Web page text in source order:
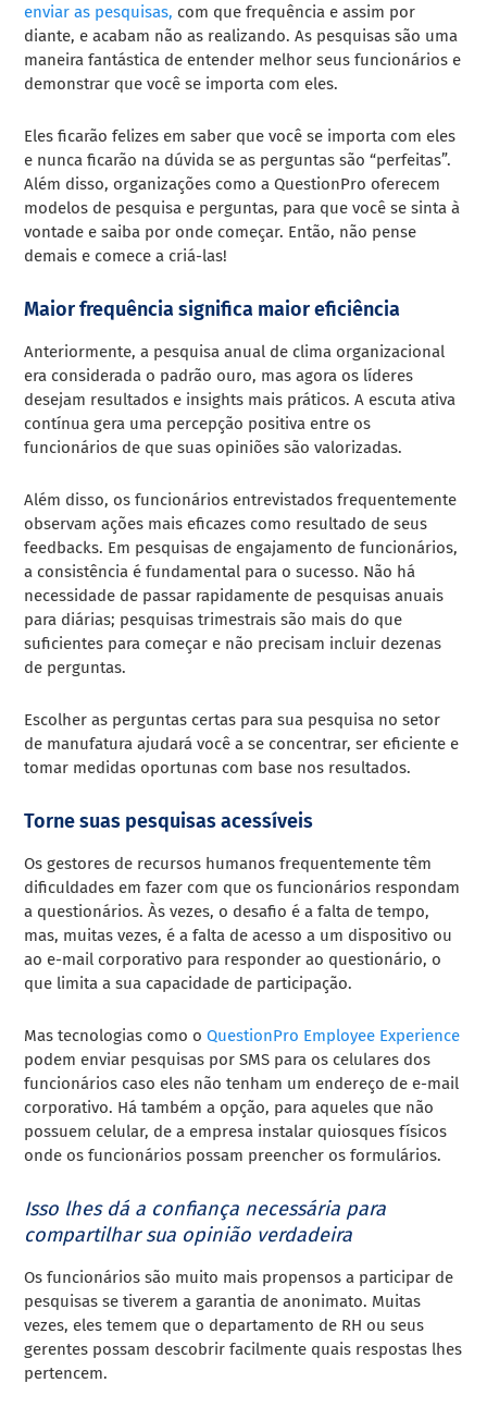
enviar as pesquisas, com que frequência e assim por
diante, e acabam não as realizando. As pesquisas são uma
maneira fantástica de entender melhor seus funcionários e
demonstrar que você se importa com eles.
Eles ficarão felizes em saber que você se importa com eles
e nunca ficarão na dúvida se as perguntas são “perfeitas”.
Além disso, organizações como a QuestionPro oferecem
modelos de pesquisa e perguntas, para que você se sinta à
vontade e saiba por onde começar. Então, não pense
demais e comece a criá-las!
Maior frequência significa maior eficiência
Anteriormente, a pesquisa anual de clima organizacional
era considerada o padrão ouro, mas agora os líderes
desejam resultados e insights mais práticos. A escuta ativa
contínua gera uma percepção positiva entre os
funcionários de que suas opiniões são valorizadas.
Além disso, os funcionários entrevistados frequentemente
observam ações mais eficazes como resultado de seus
feedbacks. Em pesquisas de engajamento de funcionários,
a consistência é fundamental para o sucesso. Não há
necessidade de passar rapidamente de pesquisas anuais
para diárias; pesquisas trimestrais são mais do que
suficientes para começar e não precisam incluir dezenas
de perguntas.
Escolher as perguntas certas para sua pesquisa no setor
de manufatura ajudará você a se concentrar, ser eficiente e
tomar medidas oportunas com base nos resultados.
Torne suas pesquisas acessíveis
Os gestores de recursos humanos frequentemente têm
dificuldades em fazer com que os funcionários respondam
a questionários. Às vezes, o desafio é a falta de tempo,
mas, muitas vezes, é a falta de acesso a um dispositivo ou
ao e-mail corporativo para responder ao questionário, o
que limita a sua capacidade de participação.
Mas tecnologias como oQuestionPro Employee Experience
podem enviar pesquisas por SMS para os celulares dos
funcionários caso eles não tenham um endereço de e-mail
corporativo. Há também a opção, para aqueles que não
possuem celular, de a empresa instalar quiosques físicos
onde os funcionários possam preencher os formulários.
Isso lhes dá a confiança necessária para
compartilhar sua opinião verdadeira
Os funcionários são muito mais propensos a participar de
pesquisas se tiverem a garantia de anonimato. Muitas
vezes, eles temem que o departamento de RH ou seus
gerentes possam descobrir facilmente quais respostas lhes
pertencem.